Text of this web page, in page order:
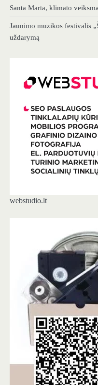
Santa Marta, klimato
Jaunimo muzikos festivalis
uždarymą
webstudio.lt